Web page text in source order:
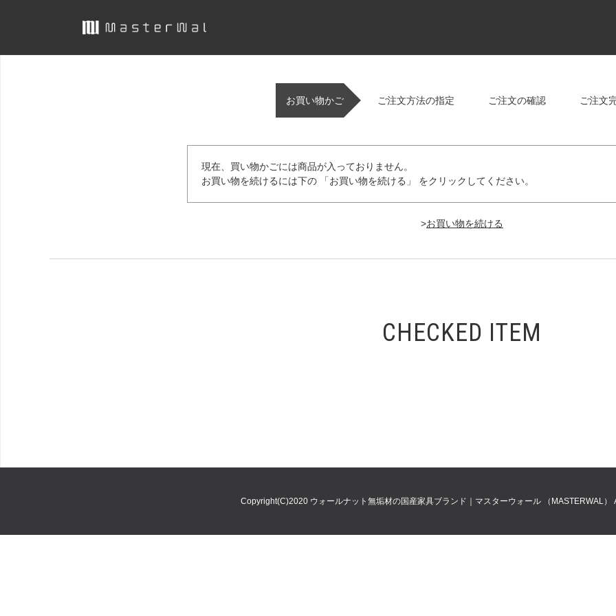
お買い物かご ご注文方法の指定 ご注文の確認 ご注文
現在、買い物かごには商品が入っておりません。
お買い物を続けるには下の 「お買い物を続ける」 をクリックしてください。
>
CHECKED ITEM
Copyright(C)2020 ウォールナット無垢材の国産家具ブランド｜マスターウォール （MASTERWAL）